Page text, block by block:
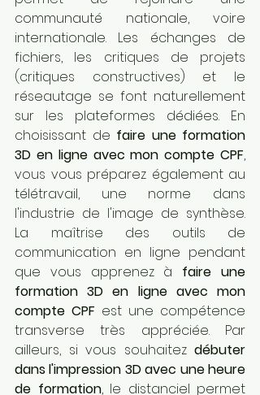
communauté nationale, voire
internationale. Les échanges de
fichiers, les critiques de projets
(critiques constructives) et le
réseautage se font naturellement
sur les plateformes dédiées. En
choisissant de faire une formation
3D en ligne avec mon compte CPF,
vous vous préparez également au
télétravail, une norme dans
l'industrie de l'image de synthèse.
La maîtrise des outils de
communication en ligne pendant
que vous apprenez à faire une
formation 3D en ligne avec mon
compte CPF est une compétence
transverse très appréciée. Par
ailleurs, si vous souhaitez débuter
dans l'impression 3D avec une heure
de formation, le distanciel permet